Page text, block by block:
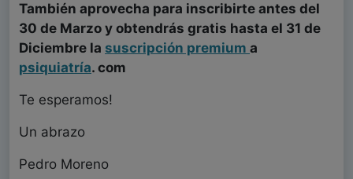
También aprovecha para inscribirte antes del
30 de Marzo y obtendrás gratis hasta el 31 de
Diciembre la suscripción premium a
psiquiatría. com
Te esperamos!
Un abrazo
Pedro Moreno